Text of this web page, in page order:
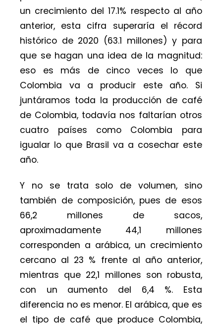
un crecimiento del 17.1% respecto al año
anterior, esta cifra superaría el récord
histórico de 2020 (63.1 millones) y para
que se hagan una idea de la magnitud:
eso es más de cinco veces lo que
Colombia va a producir este año. Si
juntáramos toda la producción de café
de Colombia, todavía nos faltarían otros
cuatro países como Colombia para
igualar lo que Brasil va a cosechar este
año.
Y no se trata solo de volumen, sino
también de composición, pues de esos
66,2 millones de sacos,
aproximadamente 44,1 millones
corresponden a arábica, un crecimiento
cercano al 23 % frente al año anterior,
mientras que 22,1 millones son robusta,
con un aumento del 6,4 %. Esta
diferencia no es menor. El arábica, que es
el tipo de café que produce Colombia,